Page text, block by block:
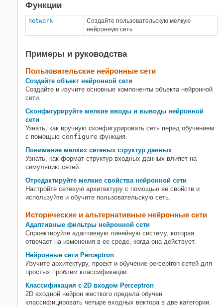
Категория
Приближение функций и нелинейная
Кластеризация
Задайте мелкие архитектуры
нейронной сети
Функции
network
Создайте пользовательскую мелкую
нейронную сеть
Примеры и руководства
Пользовательские нейронные сети
Создайте объект нейронной сети
Создайте и изучите основные компоненты объекта нейронной
сети.
Сконфигурируйте мелкие вводы и выводы нейронной
сети
Узнать, как вручную сконфигурировать сеть перед обучением
с помощью configure функция.
Понимание мелких сетевых структур данных
Узнать, как формат структур входных данных влияет на
симуляцию сетей.
Отредактируйте мелкие свойства нейронной сети
Настройте сетевую архитектуру с помощью ее свойств и
используйте и обучите пользовательскую сеть.
Исторические и альтернативные нейронные сети
Адаптивные фильтры нейронной сети
Спроектируйте адаптивную линейную систему, которая
отвечает на изменения в ее среде, когда она действует.
Нейронные сети Perceptron
Изучите архитектуру, проект и обучение perceptron сетей для
простых проблем классификации.
Классификация с 2D входом Perceptron
2D входной нейрон жесткого предела обучен
классифицировать четыре входных вектора в две категории.